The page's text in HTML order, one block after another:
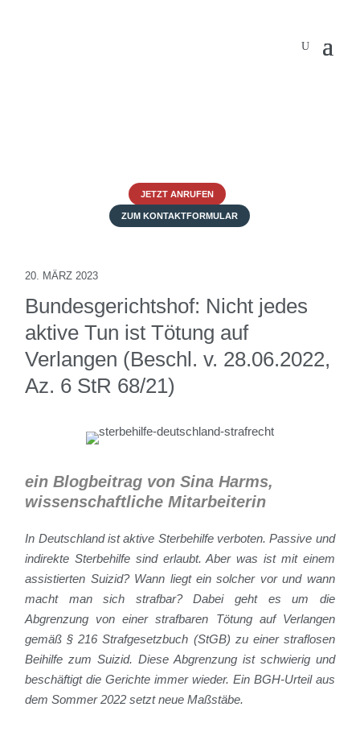
JETZT ANRUFEN
ZUM KONTAKTFORMULAR
20. MÄRZ 2023
Bundesgerichtshof: Nicht jedes
aktive Tun ist Tötung auf
Verlangen (Beschl. v. 28.06.2022,
Az. 6 StR 68/21)
ein Blogbeitrag von Sina Harms,
wissenschaftliche Mitarbeiterin
In Deutschland ist aktive Sterbehilfe verboten. Passive und
indirekte Sterbehilfe sind erlaubt. Aber was ist mit einem
assistierten Suizid? Wann liegt ein solcher vor und wann
macht man sich strafbar? Dabei geht es um die
Abgrenzung von einer strafbaren Tötung auf Verlangen
gemäß § 216 Strafgesetzbuch (StGB) zu einer straflosen
Beihilfe zum Suizid. Diese Abgrenzung ist schwierig und
beschäftigt die Gerichte immer wieder. Ein BGH-Urteil aus
dem Sommer 2022 setzt neue Maßstäbe.